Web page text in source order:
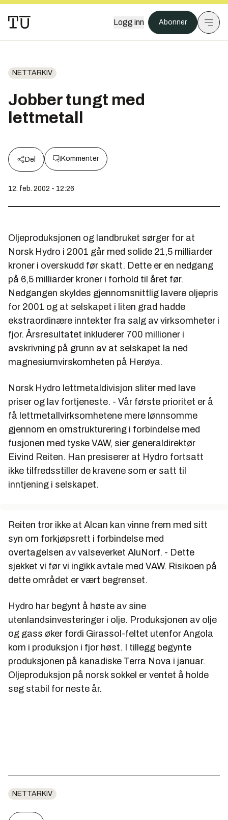
Logg inn Abonner
NETTARKIV
Jobber tungt med
lettmetall
Del Kommenter
12. feb. 2002 - 12:26
Oljeproduksjonen og landbruket sørger for at
Norsk Hydro i 2001 går med solide 21,5 milliarder
kroner i overskudd før skatt. Dette er en nedgang
på 6,5 milliarder kroner i forhold til året før.
Nedgangen skyldes gjennomsnittlig lavere oljepris
for 2001 og at selskapet i liten grad hadde
ekstraordinære inntekter fra salg av virksomheter i
fjor. Årsresultatet inkluderer 700 millioner i
avskrivning på grunn av at selskapet la ned
magnesiumvirskomheten på Herøya.
Norsk Hydro lettmetaldivisjon sliter med lave
priser og lav fortjeneste. - Vår første prioritet er å
få lettmetallvirksomhetene mere lønnsomme
gjennom en omstrukturering i forbindelse med
fusjonen med tyske VAW, sier generaldirektør
Eivind Reiten. Han presiserer at Hydro fortsatt
ikke tilfredsstiller de kravene som er satt til
inntjening i selskapet.
Reiten tror ikke at Alcan kan vinne frem med sitt
syn om forkjøpsrett i forbindelse med
overtagelsen av valseverket AluNorf. - Dette
sjekket vi før vi ingikk avtale med VAW. Risikoen på
dette området er vært begrenset.
Hydro har begynt å høste av sine
utenlandsinvesteringer i olje. Produksjonen av olje
og gass øker fordi Girassol-feltet utenfor Angola
kom i produksjon i fjor høst. I tillegg begynte
produksjonen på kanadiske Terra Nova i januar.
Oljeproduksjon på norsk sokkel er ventet å holde
seg stabil for neste år.
NETTARKIV